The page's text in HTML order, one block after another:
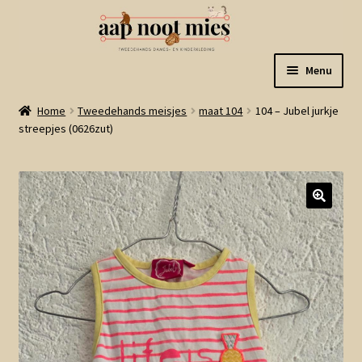
naar
navigatie
de
inhoud
Menu
Welkom
Winkel
Mijn account
Winkelmand
Linkjes
Home Tweedehands meisjes maat 104
104 – Jubel jurkje
streepjes (0626zut)